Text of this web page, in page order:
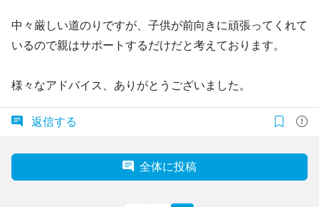
中々厳しい道のりですが、子供が前向きに頑張ってくれて
いるので親はサポートするだけだと考えております。
様々なアドバイス、ありがとうございました。
返信する
全体に投稿